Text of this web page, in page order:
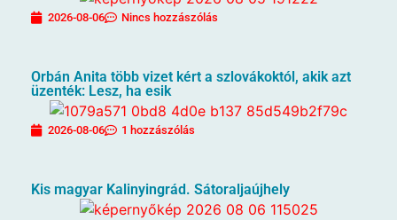
2026-08-06 Nincs hozzászólás
Orbán Anita több vizet kért a szlovákoktól, akik azt
üzenték: Lesz, ha esik
2026-08-06 1 hozzászólás
Kis magyar Kalinyingrád. Sátoraljaújhely